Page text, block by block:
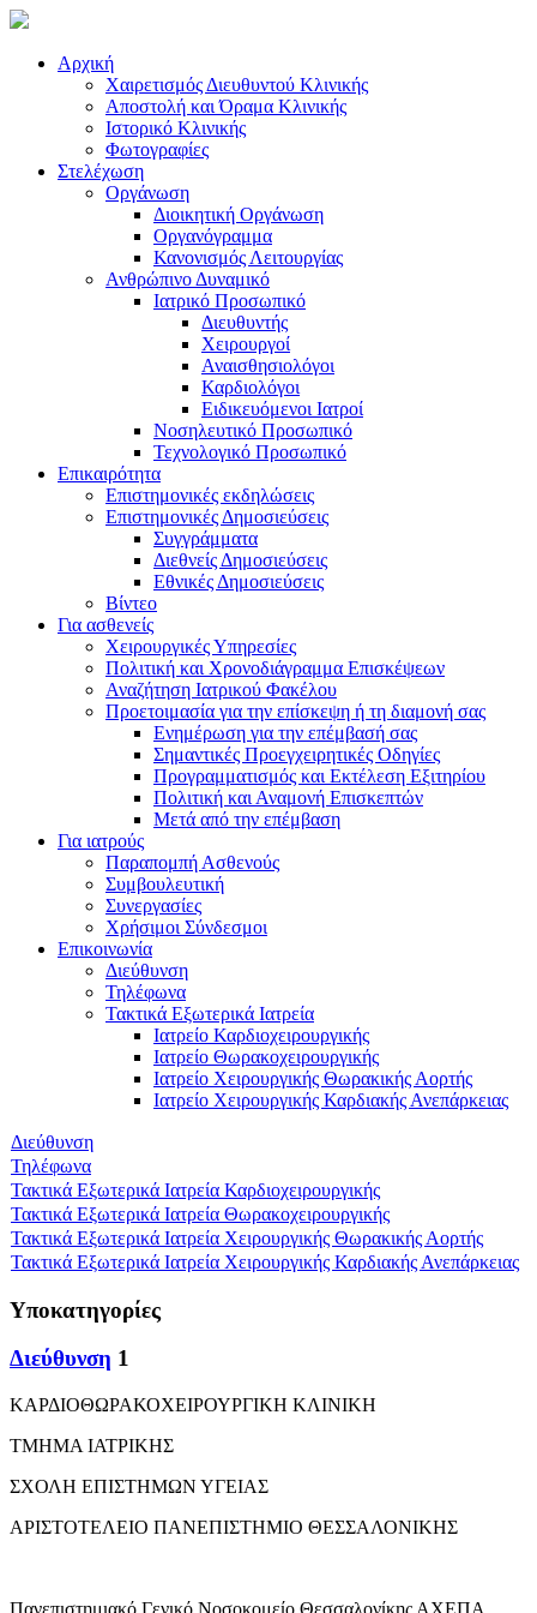
Αρχική
Χαιρετισμός Διευθυντού Κλινικής
Αποστολή και Όραμα Κλινικής
Ιστορικό Κλινικής
Φωτογραφίες
Στελέχωση
Οργάνωση
Διοικητική Οργάνωση
Οργανόγραμμα
Κανονισμός Λειτουργίας
Ανθρώπινο Δυναμικό
Ιατρικό Προσωπικό
Διευθυντής
Χειρουργοί
Αναισθησιολόγοι
Καρδιολόγοι
Ειδικευόμενοι Ιατροί
Νοσηλευτικό Προσωπικό
Τεχνολογικό Προσωπικό
Επικαιρότητα
Επιστημονικές εκδηλώσεις
Επιστημονικές Δημοσιεύσεις
Συγγράμματα
Διεθνείς Δημοσιεύσεις
Εθνικές Δημοσιεύσεις
Βίντεο
Για ασθενείς
Χειρουργικές Υπηρεσίες
Πολιτική και Χρονοδιάγραμμα Επισκέψεων
Αναζήτηση Ιατρικού Φακέλου
Προετοιμασία για την επίσκεψη ή τη διαμονή σας
Ενημέρωση για την επέμβασή σας
Σημαντικές Προεγχειρητικές Οδηγίες
Προγραμματισμός και Εκτέλεση Εξιτηρίου
Πολιτική και Αναμονή Επισκεπτών
Μετά από την επέμβαση
Για ιατρούς
Παραπομπή Ασθενούς
Συμβουλευτική
Συνεργασίες
Χρήσιμοι Σύνδεσμοι
Επικοινωνία
Διεύθυνση
Τηλέφωνα
Τακτικά Εξωτερικά Ιατρεία
Ιατρείο Καρδιοχειρουργικής
Ιατρείο Θωρακοχειρουργικής
Ιατρείο Χειρουργικής Θωρακικής Αορτής
Ιατρείο Χειρουργικής Καρδιακής Ανεπάρκειας
Διεύθυνση
Τηλέφωνα
Τακτικά Εξωτερικά Ιατρεία Καρδιοχειρουργικής
Τακτικά Εξωτερικά Ιατρεία Θωρακοχειρουργικής
Τακτικά Εξωτερικά Ιατρεία Χειρουργικής Θωρακικής Αορτής
Τακτικά Εξωτερικά Ιατρεία Χειρουργικής Καρδιακής Ανεπάρκειας
Υποκατηγορίες
Διεύθυνση 1
ΚΑΡΔΙΟΘΩΡΑΚΟΧΕΙΡΟΥΡΓΙΚΗ ΚΛΙΝΙΚΗ
ΤΜΗΜΑ ΙΑΤΡΙΚΗΣ
ΣΧΟΛΗ ΕΠΙΣΤΗΜΩΝ ΥΓΕΙΑΣ
ΑΡΙΣΤΟΤΕΛΕΙΟ ΠΑΝΕΠΙΣΤΗΜΙΟ ΘΕΣΣΑΛΟΝΙΚΗΣ